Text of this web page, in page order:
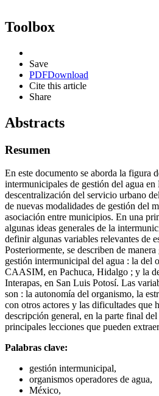
Toolbox
Save
PDFDownload
Cite this article
Share
Abstracts
Resumen
En este documento se aborda la figura
intermunicipales de gestión del agua
descentralización del servicio urbano
de nuevas modalidades de gestión del
asociación entre municipios. En una
algunas ideas generales de la
definir algunas variables relevantes de
Posteriormente, se describen de
gestión intermunicipal del agua : la del
CAASIM, en Pachuca, Hidalgo ; y la
Interapas, en San Luis Potosí. Las
son : la autonomía del organismo, la
con otros actores y las dificultades que
descripción general, en la parte final
principales lecciones que pueden
Palabras clave:
gestión intermunicipal,
organismos operadores de agua,
México,